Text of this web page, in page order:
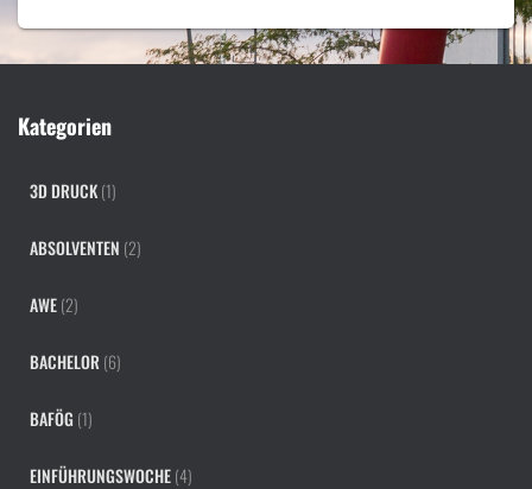
Kategorien
3D DRUCK(1)
ABSOLVENTEN (2)
AWE(2)
BACHELOR (6)
BAFÖG (1)
EINFÜHRUNGSWOCHE(4)